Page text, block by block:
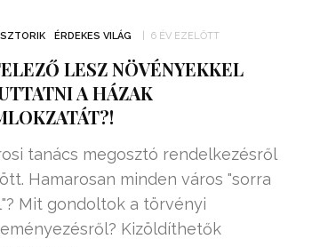
ÉRDEKES VILÁG 6 ÉV EZELŐTT
LESZ NÖVÉNYEKKEL
A HÁZAK
tanács megosztó rendelkezésről
Hamarosan minden város "sorra
Mit gondoltok a törvényi
Kizöldíthetők
HÁROM DIÁK: VÉGTELEN
ENERGIÁT
TERMELHETNÉNEK A
FEKVŐRENDŐRÖK!